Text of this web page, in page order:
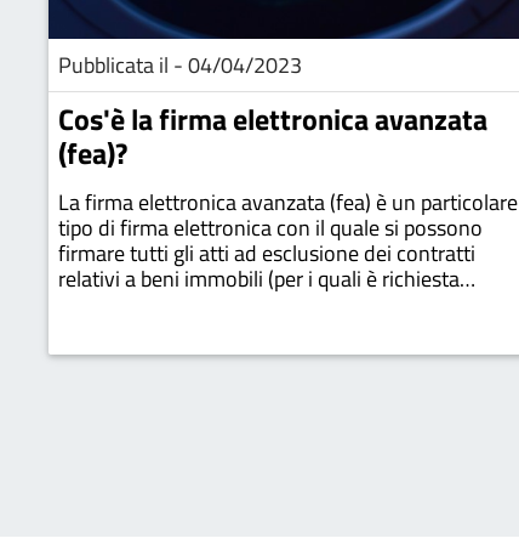
Pubblicata il - 04/04/2023
Cos'è la firma elettronica avanzata
(fea)?
La firma elettronica avanzata (fea) è un particolare
tipo di firma elettronica con il quale si possono
firmare tutti gli atti ad esclusione dei contratti
relativi a beni immobili (per i quali è richiesta